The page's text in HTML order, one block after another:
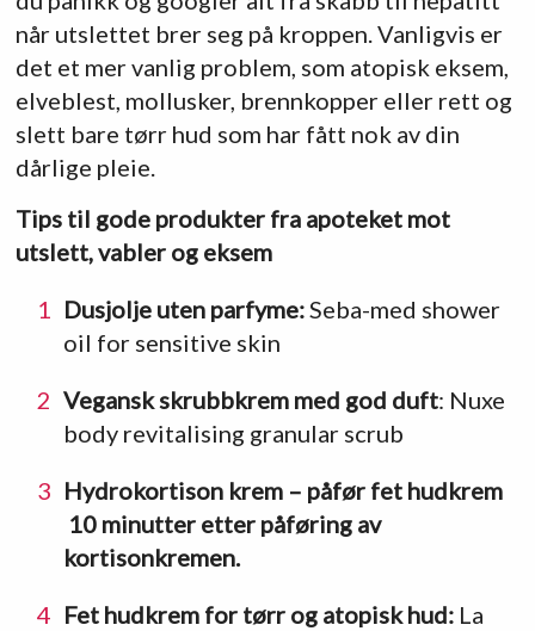
når utslettet brer seg på kroppen. Vanligvis er
det et mer vanlig problem, som atopisk eksem,
elveblest, mollusker, brennkopper eller rett og
slett bare tørr hud som har fått nok av din
dårlige pleie.
Tips til gode produkter fra apoteket mot
utslett, vabler og eksem
Dusjolje uten parfyme:Seba-med shower
oil for sensitive skin
Vegansk skrubbkrem med god duft: Nuxe
body revitalising granular scrub
Hydrokortison krem – påfør fet hudkrem
10 minutter etter påføring av
kortisonkremen.
Fet hudkrem for tørr og atopisk hud:La